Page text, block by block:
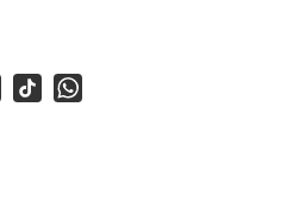
TikTokWhatsApp